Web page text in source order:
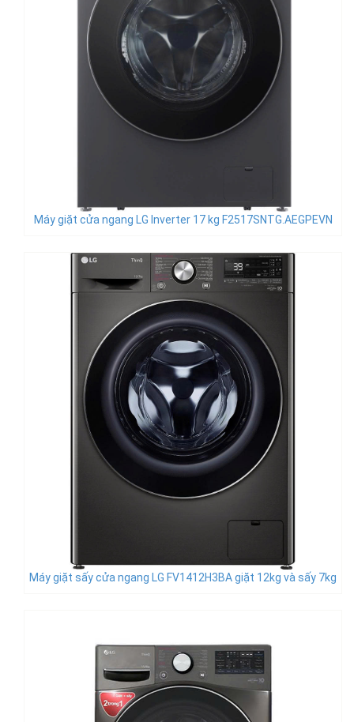
Máy giặt cửa ngang LG Inverter 17 kg F2517SNTG.AEGPEVN
Máy giặt sấy cửa ngang LG FV1412H3BA giặt 12kg và sấy 7kg